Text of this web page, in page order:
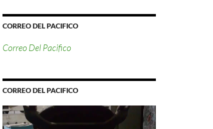
CORREO DEL PACIFICO
Correo Del Pacifico
CORREO DEL PACIFICO